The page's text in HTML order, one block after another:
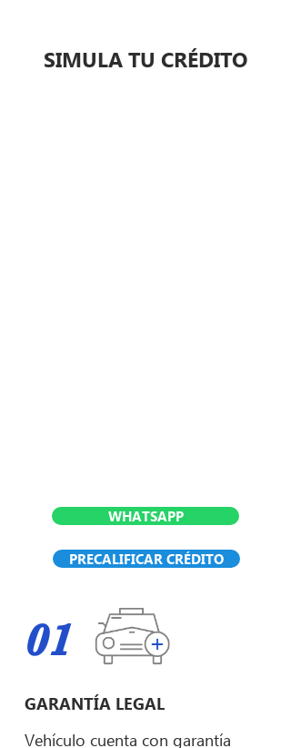
SIMULA TU CRÉDITO
WHATSAPP
PRECALIFICAR CRÉDITO
01
GARANTÍA LEGAL
Vehículo cuenta con garantía